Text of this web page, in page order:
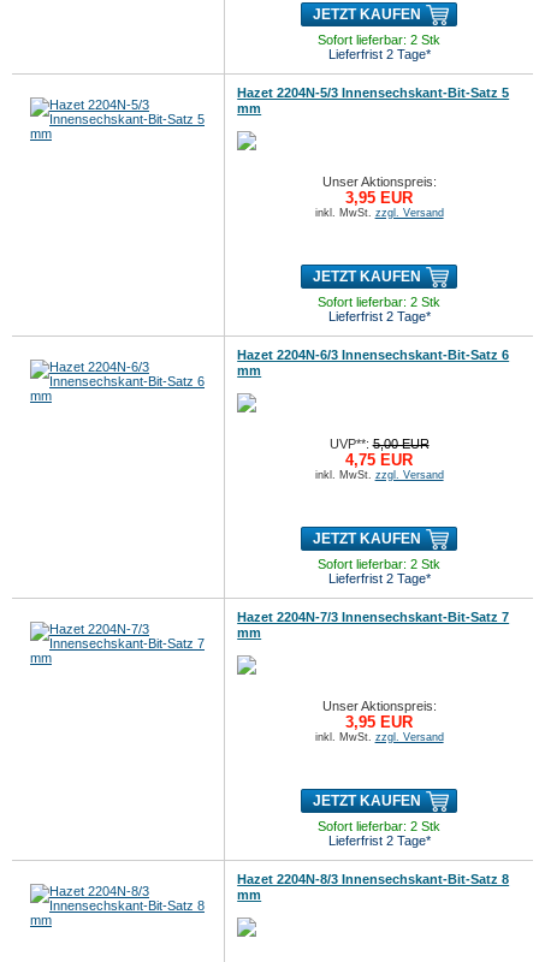
JETZT KAUFEN
Sofort lieferbar: 2 Stk
Lieferfrist 2 Tage*
Hazet 2204N-5/3 Innensechskant-Bit-Satz 5
mm
Unser Aktionspreis:
3,95 EUR
inkl. MwSt. zzgl. Versand
JETZT KAUFEN
Sofort lieferbar: 2 Stk
Lieferfrist 2 Tage*
Hazet 2204N-6/3 Innensechskant-Bit-Satz 6
mm
UVP**:5,00 EUR
4,75 EUR
inkl. MwSt. zzgl. Versand
JETZT KAUFEN
Sofort lieferbar: 2 Stk
Lieferfrist 2 Tage*
Hazet 2204N-7/3 Innensechskant-Bit-Satz 7
mm
Unser Aktionspreis:
3,95 EUR
inkl. MwSt. zzgl. Versand
JETZT KAUFEN
Sofort lieferbar: 2 Stk
Lieferfrist 2 Tage*
Hazet 2204N-8/3 Innensechskant-Bit-Satz 8
mm